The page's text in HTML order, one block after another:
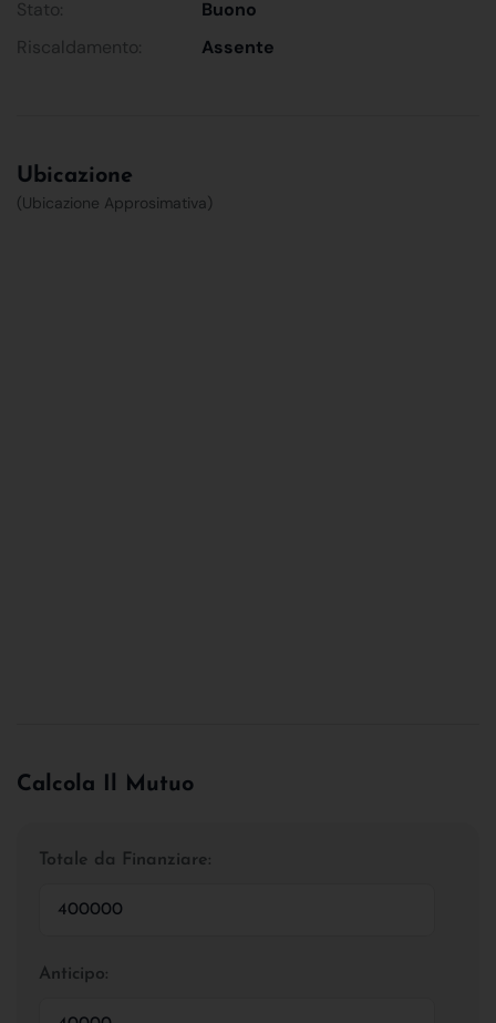
Stato:
Buono
Riscaldamento:
Assente
Ubicazione
(Ubicazione Approsimativa)
Calcola Il Mutuo
Totale da Finanziare:
Anticipo: